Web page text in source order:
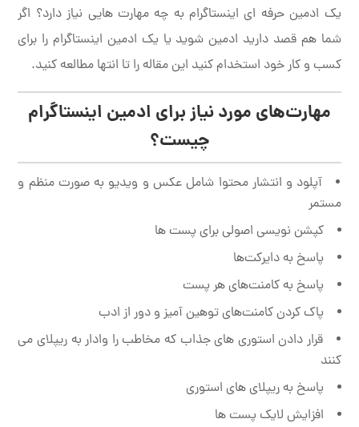
یک ادمین حرفه ای اینستاگرام به چه مهارت هایی نیاز دارد؟ اگر
شما هم قصد دارید ادمین شوید یا یک ادمین اینستاگرام را برای
کسب و کار خود استخدام کنید این مقاله را تا انتها مطالعه کنید.
مهارت‌های مورد نیاز برای ادمین اینستاگرام
چیست؟
آپلود و انتشار محتوا شامل عکس و ویدیو به صورت منظم و
مستمر
کپشن نویسی اصولی برای پست ها
پاسخ به دایرکت‌ها
پاسخ به کامنت‌های هر پست
پاک کردن کامنت‌های توهین آمیز و دور از ادب
قرار دادن استوری های جذاب که مخاطب را وادار به ریپلای می
کنند
پاسخ به ریپلای های استوری
افزایش لایک پست ها